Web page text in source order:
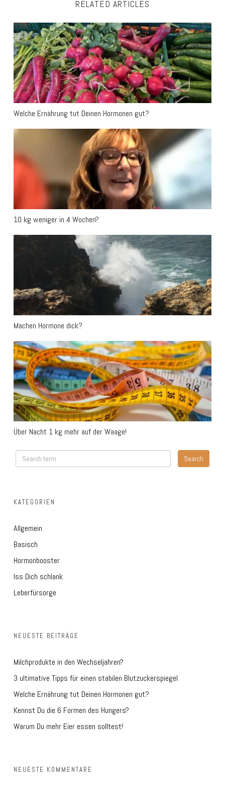
RELATED ARTICLES
Welche Ernährung tut Deinen Hormonen gut?
Welche Ernährung tut Deinen Hormonen gut?
10 kg weniger in 4 Wochen?
10 kg weniger in 4 Wochen?
Machen Hormone dick?
Machen Hormone dick?
Über Nacht 1 kg mehr auf der Waage!
Über Nacht 1 kg mehr auf der Waage!
KATEGORIEN
Allgemein
Basisch
Hormonbooster
Iss Dich schlank
Leberfürsorge
NEUESTE BEITRÄGE
Milchprodukte in den Wechseljahren?
3 ultimative Tipps für einen stabilen Blutzuckerspiegel
Welche Ernährung tut Deinen Hormonen gut?
Kennst Du die 6 Formen des Hungers?
Warum Du mehr Eier essen solltest!
NEUESTE KOMMENTARE